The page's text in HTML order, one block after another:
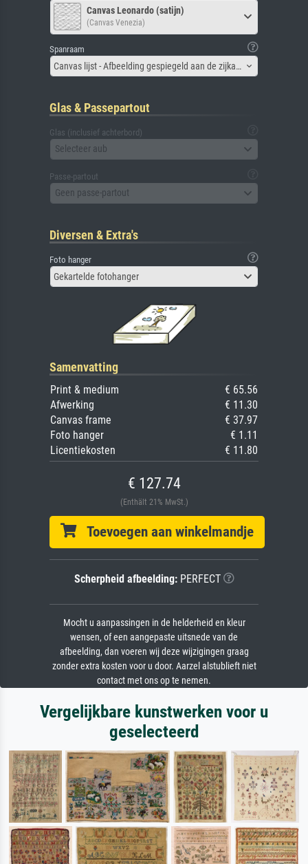
Canvas Leonardo (satijn)
(Canvas Venezia)
Spanraam
Canvas lijst - Afbeelding gespiegeld aan de zijkant
Glas & Passepartout
Glas (inclusief achterbord)
Selecteer aub
Passe-partout
Geen passe-partout
Diversen & Extra's
Foto hanger
Gekartelde fotohanger
Samenvatting
Print & medium
€ 65.56
Afwerking
€ 11.30
Canvas frame
€ 37.97
Foto hanger
€ 1.11
Licentiekosten
€ 11.80
€ 127.74
(Enthält 21% MwSt.)
Toevoegen aan winkelmandje
Scherpheid afbeelding:PERFECT
Mocht u aanpassingen in de helderheid en kleur
wensen, of een aangepaste uitsnede van de
afbeelding, dan voeren wij deze wijzigingen graag
zonder extra kosten voor u door. Aarzel alstublieft niet
contact met ons op te nemen.
Vergelijkbare kunstwerken voor u
geselecteerd